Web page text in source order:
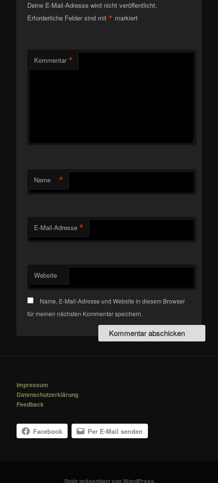
Deine E-Mail-Adresse wird nicht veröffentlicht.
Erforderliche Felder sind mit* markiert
Kommentar *
Name *
E-Mail-Adresse *
Website
Name, E-Mail-Adresse und Website in diesem Browser
für meinen nächsten Kommentar speichern.
Impressum
Datenschutzerklärung
Feedback
Facebook Per E-Mail senden
Stolz präsentiert von WordPress